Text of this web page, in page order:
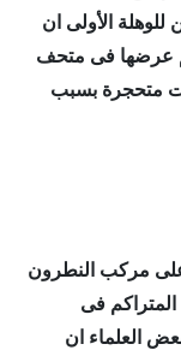
الأولى ان
عرضها فى متحف
متحجرة بسبب
على مركب النطرون
فى
العلماء ان